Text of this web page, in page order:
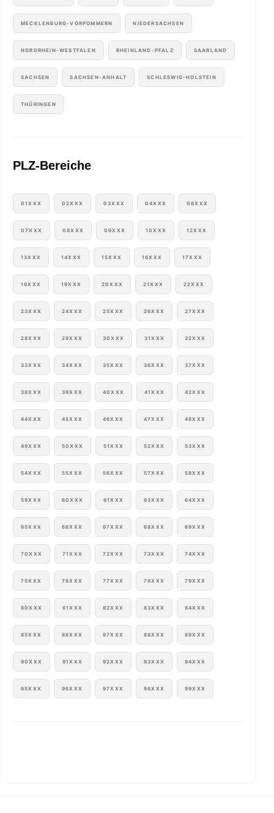
MECKLENBURG-VORPOMMERN NIEDERSACHSEN
NORDRHEIN-WESTFALEN RHEINLAND-PFALZ SAARLAND
SACHSEN SACHSEN-ANHALT SCHLESWIG-HOLSTEIN
THÜRINGEN
PLZ-Bereiche
01XXX 02XXX 03XXX 04XXX 06XXX
07XXX 08XXX 09XXX 10XXX 12XXX
13XXX 14XXX 15XXX 16XXX 17XXX
18XXX 19XXX 20XXX 21XXX 22XXX
23XXX 24XXX 25XXX 26XXX 27XXX
28XXX 29XXX 30XXX 31XXX 32XXX
33XXX 34XXX 35XXX 36XXX 37XXX
38XXX 39XXX 40XXX 41XXX 42XXX
44XXX 45XXX 46XXX 47XXX 48XXX
49XXX 50XXX 51XXX 52XXX 53XXX
54XXX 55XXX 56XXX 57XXX 58XXX
59XXX 60XXX 61XXX 63XXX 64XXX
65XXX 66XXX 67XXX 68XXX 69XXX
70XXX 71XXX 72XXX 73XXX 74XXX
75XXX 76XXX 77XXX 78XXX 79XXX
80XXX 81XXX 82XXX 83XXX 84XXX
85XXX 86XXX 87XXX 88XXX 89XXX
90XXX 91XXX 92XXX 93XXX 94XXX
95XXX 96XXX 97XXX 98XXX 99XXX